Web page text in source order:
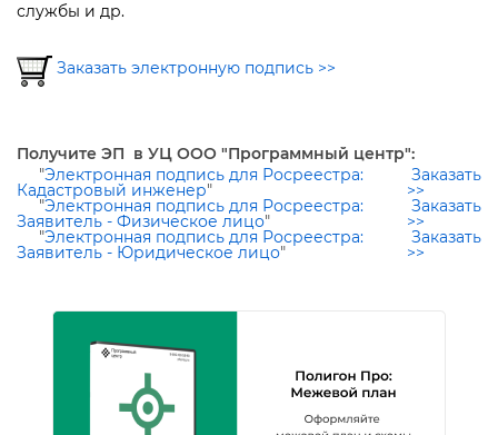
службы и др.
Заказать электронную подпись >>
Получите ЭП в УЦ ООО "Программный центр":
"Электронная подпись для Росреестра:
Кадастровый инженер"
Заказать
>>
"Электронная подпись для Росреестра:
Заявитель - Физическое лицо"
Заказать
>>
"Электронная подпись для Росреестра:
Заявитель - Юридическое лицо"
Заказать
>>